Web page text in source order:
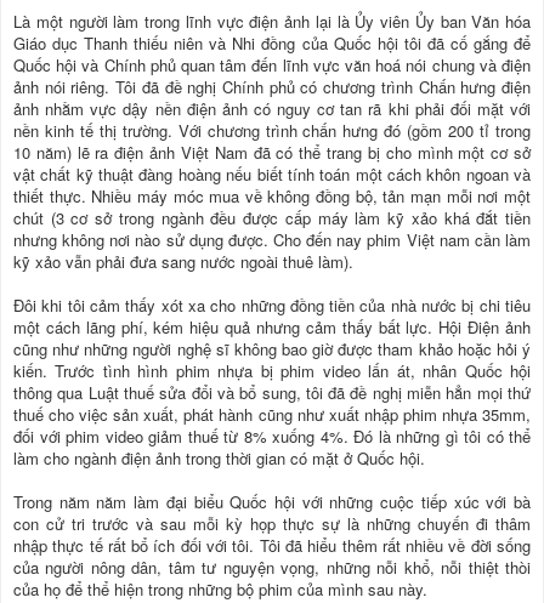
Là một người làm trong lĩnh vực điện ảnh lại là Ủy viên Ủy ban Văn hóa
Giáo dục Thanh thiếu niên và Nhi đồng của Quốc hội tôi đã cố gắng để
Quốc hội và Chính phủ quan tâm đến lĩnh vực văn hoá nói chung và điện
ảnh nói riêng. Tôi đã đề nghị Chính phủ có chương trình Chấn hưng điện
ảnh nhằm vực dậy nền điện ảnh có nguy cơ tan rã khi phải đối mặt với
nền kinh tế thị trường. Với chương trình chấn hưng đó (gồm 200 tỉ trong
10 năm) lẽ ra điện ảnh Việt Nam đã có thể trang bị cho mình một cơ sở
vật chất kỹ thuật đàng hoàng nếu biết tính toán một cách khôn ngoan và
thiết thực. Nhiều máy móc mua về không đồng bộ, tản mạn mỗi nơi một
chút (3 cơ sở trong ngành đều được cấp máy làm kỹ xảo khá đắt tiền
nhưng không nơi nào sử dụng được. Cho đến nay phim Việt nam cần làm
kỹ xảo vẫn phải đưa sang nước ngoài thuê làm).
Đôi khi tôi cảm thấy xót xa cho những đồng tiền của nhà nước bị chi tiêu
một cách lãng phí, kém hiệu quả nhưng cảm thấy bất lực. Hội Điện ảnh
cũng như những người nghệ sĩ không bao giờ được tham khảo hoặc hỏi ý
kiến. Trước tình hình phim nhựa bị phim video lấn át, nhân Quốc hội
thông qua Luật thuế sửa đổi và bổ sung, tôi đã đề nghị miễn hẳn mọi thứ
thuế cho việc sản xuất, phát hành cũng như xuất nhập phim nhựa 35mm,
đối với phim video giảm thuế từ 8% xuống 4%. Đó là những gì tôi có thể
làm cho ngành điện ảnh trong thời gian có mặt ở Quốc hội.
Trong năm năm làm đại biểu Quốc hội với những cuộc tiếp xúc với bà
con cử tri trước và sau mỗi kỳ họp thực sự là những chuyến đi thâm
nhập thực tế rất bổ ích đối với tôi. Tôi đã hiểu thêm rất nhiều về đời sống
của người nông dân, tâm tư nguyện vọng, những nỗi khổ, nỗi thiệt thòi
của họ để thể hiện trong những bộ phim của mình sau này.